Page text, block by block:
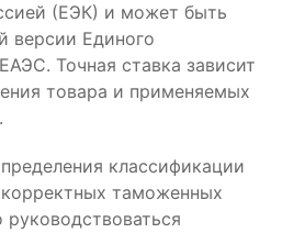
(ЕЭК) и может быть
версии Единого
Точная ставка зависит
товара и применяемых
классификации
таможенных